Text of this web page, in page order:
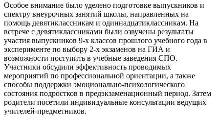
Особое внимание было уделено подготовке выпускников и
спектру внеурочных занятий школы, направленных на
помощь девятиклассникам и одиннадцатиклассникам. На
встрече с девятиклассниками были озвучены результаты
участия выпускников 9-х классов прошлого учебного года в
эксперименте по выбору 2-х экзаменов на ГИА и
возможности поступить в учебные заведения СПО.
Участники обсудили эффективность проводимых
мероприятий по профессиональной ориентации, а также
способы поддержки эмоционально-психологического
состояния подростков в предэкзаменационный период. Затем
родители посетили индивидуальные консультации ведущих
учителей-предметников.